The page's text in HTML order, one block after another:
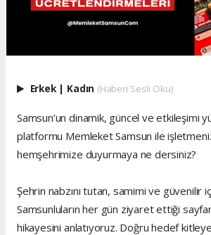
Erkek | Kadın (Haberi Sesli Oku)
Samsun’un dinamik, güncel ve etkileşimi
platformu Memleket Samsun ile
hemşehrimize duyurmaya ne dersiniz?
Şehrin nabzını tutan, samimi ve güvenilir
Samsunluların her gün ziyaret ettiği
hikayesini anlatıyoruz. Doğru hedef